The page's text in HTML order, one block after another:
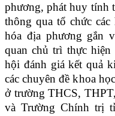
phương, phát huy tính
thông qua tổ chức
hóa địa phương gắn
quan chủ trì thực
hội đánh giá kết quả
các chuyên đề khoa
ở trường THCS,
và Trường Chính trị